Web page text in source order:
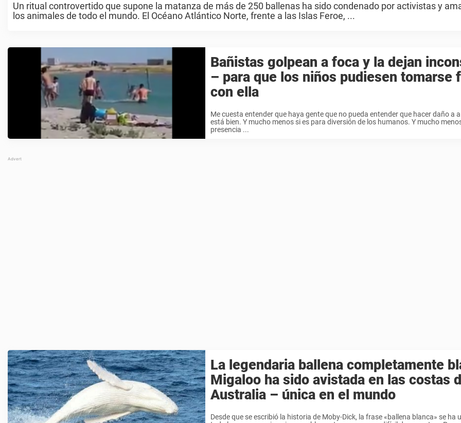
Un ritual controvertido que supone la matanza de más de 250 ballenas ha sido condenado por activistas y
los animales de todo el mundo. El Océano Atlántico Norte, frente a las Islas Feroe, ...
Bañistas golpean a foca y la dejan
– para que los niños pudiesen tomarse
con ella
Me cuesta entender que haya gente que no pueda entender que hacer daño a
está bien. Y mucho menos si es para diversión de los humanos. Y mucho
presencia ...
La legendaria ballena completamente
Migaloo ha sido avistada en las costas
Australia – única en el mundo
Desde que se escribió la historia de Moby-Dick, la frase «ballena blanca» se ha